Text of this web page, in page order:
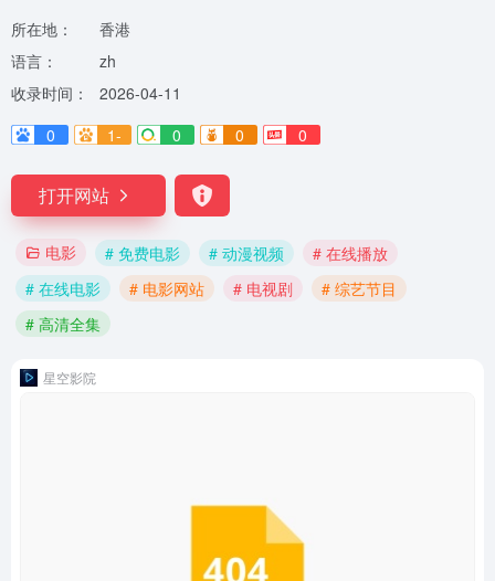
所在地：
香港
语言：
zh
收录时间：
2026-04-11
0
1- 0 0 0
打开网站
电影 # 免费电影 # 动漫视频
# 在线播放
# 在线电影
# 电影网站 # 电视剧
# 综艺节目
# 高清全集
星空影院